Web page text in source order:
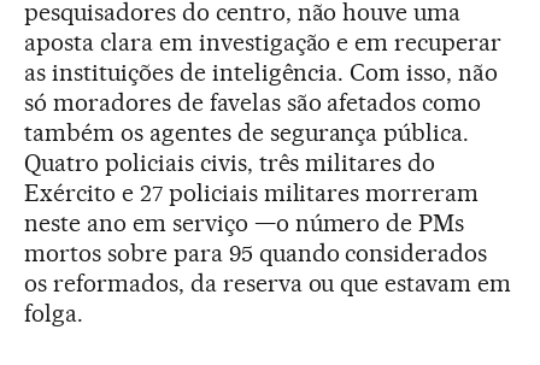
pesquisadores do centro, não houve uma
aposta clara em investigação e em recuperar
as instituições de inteligência. Com isso, não
só moradores de favelas são afetados como
também os agentes de segurança pública.
Quatro policiais civis, três militares do
Exército e 27 policiais militares morreram
neste ano em serviço —o número de PMs
mortos sobre para 95 quando considerados
os reformados, da reserva ou que estavam em
folga.